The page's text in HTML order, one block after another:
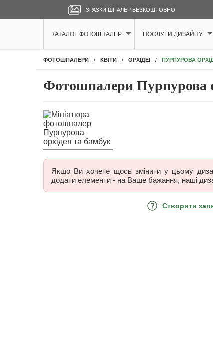
ЗРАЗКИ ШПАЛЕР БЕЗКОШТОВНО
КАТАЛОГ ФОТОШПАЛЕР ПОСЛУГИ ДИЗАЙНУ
ФОТОШПАЛЕРИ КВІТИ ОРХІДЕЇ ПУРПУРОВА
Фотошпалери Пурпурова
Якщо Ви хочете щось змінити у цьому
додати елементи - на Ваше бажання, наші
Створити